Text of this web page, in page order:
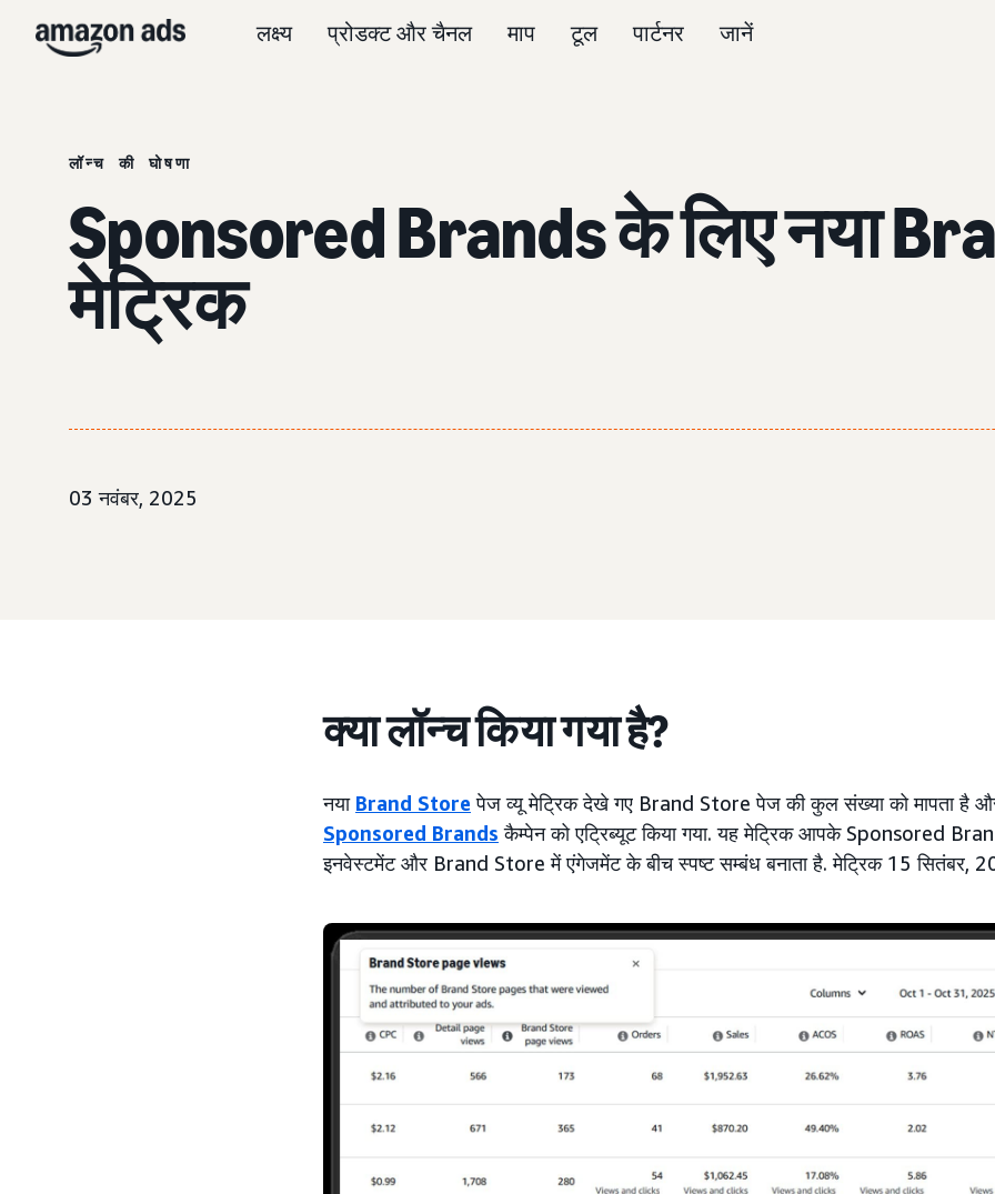
लक्ष्य प्रोडक्ट और चैनल माप टूल पार्टनर जानें
लॉन्च की घोषणा
Sponsored Brands के लिए नया
मेट्रिक
03 नवंबर, 2025
क्या लॉन्च किया गया है?
नया Brand Store पेज व्यू मेट्रिक देखे गए Brand Store पेज की कुल संख्या को मापता है
Sponsored Brands कैम्पेन को एट्रिब्यूट किया गया. यह मेट्रिक आपके Sponsored
इनवेस्टमेंट और Brand Store में एंगेजमेंट के बीच स्पष्ट सम्बंध बनाता है. मेट्रिक 15 सितंबर,